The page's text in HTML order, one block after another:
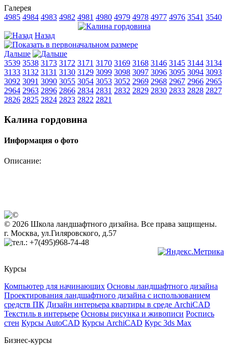
Галерея
4985 4984 4983 4982 4981 4980 4979 4978 4977 4976 3541 3540
Назад
Дальше
3539 3538 3173 3172 3171 3170 3169 3168 3146 3145 3144 3134
3133 3132 3131 3130 3129 3099 3098 3097 3096 3095 3094 3093
3092 3091 3090 3055 3054 3053 3052 2969 2968 2967 2966 2965
2964 2963 2896 2866 2834 2831 2832 2829 2830 2833 2828 2827
2826 2825 2824 2823 2822 2821
Калина гордовина
Информация о фото
Описание:
© 2026 Школа ландшафтного дизайна. Все права защищены.
г. Москва, ул.Гиляровского, д.57
+7(495)968-74-48
Курсы
Компьютер для начинающих Основы ландшафтного дизайна
Проектирования ландшафтного дизайна с использованием
средств ПК Дизайн интерьера квартиры в среде ArchiCAD
Текстиль в интерьере Основы рисунка и живописи Роспись
стен Курсы AutoCAD Курсы ArchiCAD Курс 3ds Max
Бизнес-курсы